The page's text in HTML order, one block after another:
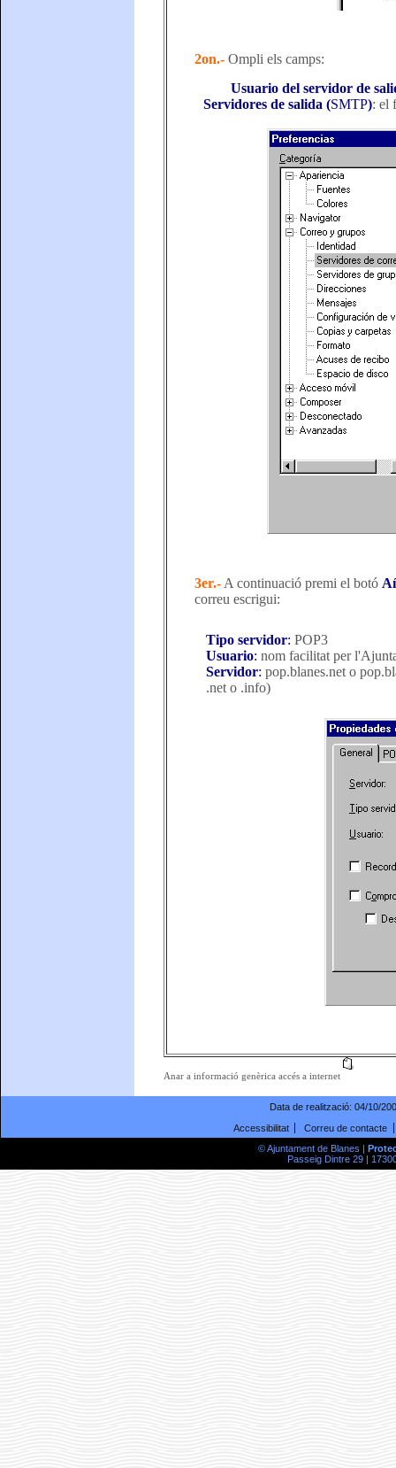
2on.-Ompli els camps:
Usuario del servidor de
Servidores de salida (SMTP): el
3er.-A continuació premi el botó
correu escrigui:
Tipo servidor: POP3
Usuario: nom facilitat per
Servidor: pop.blanes.net o
.net o .info)
Anar a informació genèrica accés a internet
Data de realització: 04/10/
Accessibilitat
Correu de contacte
© Ajuntament de Blanes |
Passeig Dintre 29 |